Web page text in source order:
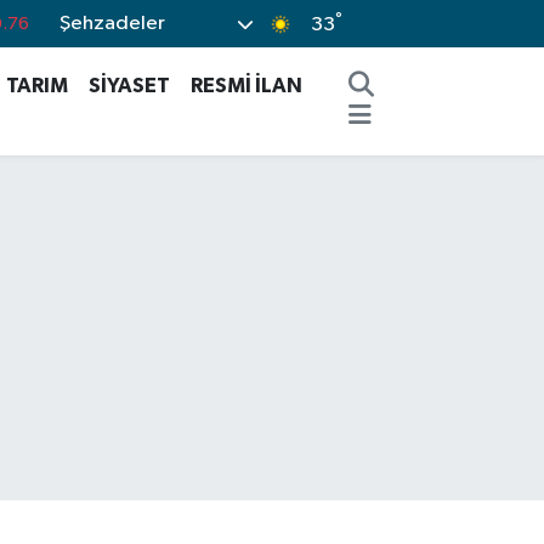
Şehzadeler 33°
TARIM SİYASET
RESMİ İLAN